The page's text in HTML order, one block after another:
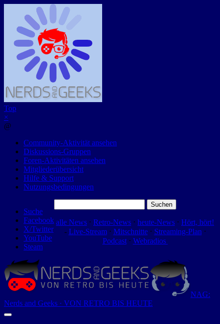
Top
×
@
Community-Aktivität ansehen
Diskussions-Gruppen
Foren-Aktivitäten ansehen
Mitgliederübersicht
Hilfe & Support
Nutzungsbedingungen
Suche
Facebook
X/Twitter
YouTube
Steam
nach:
alle News ⋅ Retro-News ⋅ heute-News ⋅ Hört, hört!
- Live-Stream⋅ Mitschnitte⋅ Streaming-Plan ⋅
Podcast⋅ Webradios
NAG:
Nerds and Geeks · VON RETRO BIS HEUTE